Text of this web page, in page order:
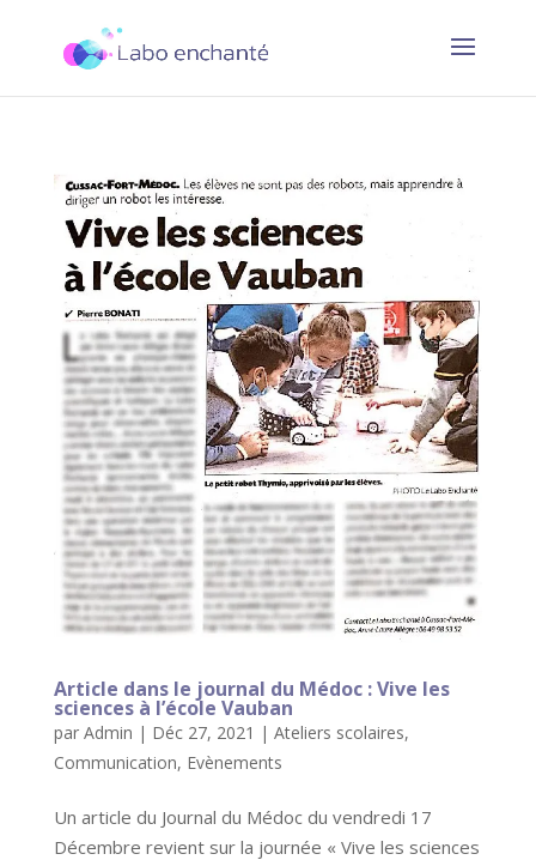
Article dans le journal du Médoc : Vive les
sciences à l’école Vauban
par Admin | Déc 27, 2021 | Ateliers scolaires,
Communication, Evènements
Un article du Journal du Médoc du vendredi 17
Décembre revient sur la journée « Vive les sciences